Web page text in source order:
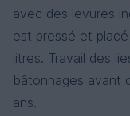
avec des levures
est pressé et
litres. Travail des
bâtonnages avant
ans.